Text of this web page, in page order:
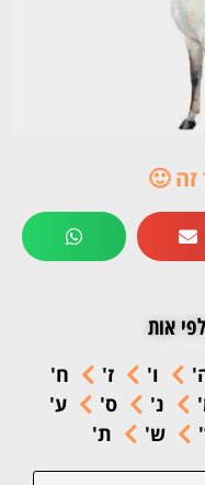
🙂
אות
ו' ז'
ח'
נ' ס'
ע'
ש' ת'